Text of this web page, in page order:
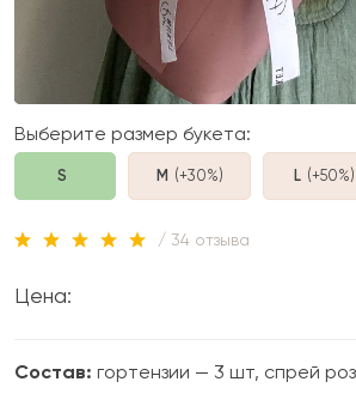
Выберите размер букета:
S M (+30%) L (+50%)
/ 34 отзыва
Цена:
Состав: гортензии — 3 шт, спрей